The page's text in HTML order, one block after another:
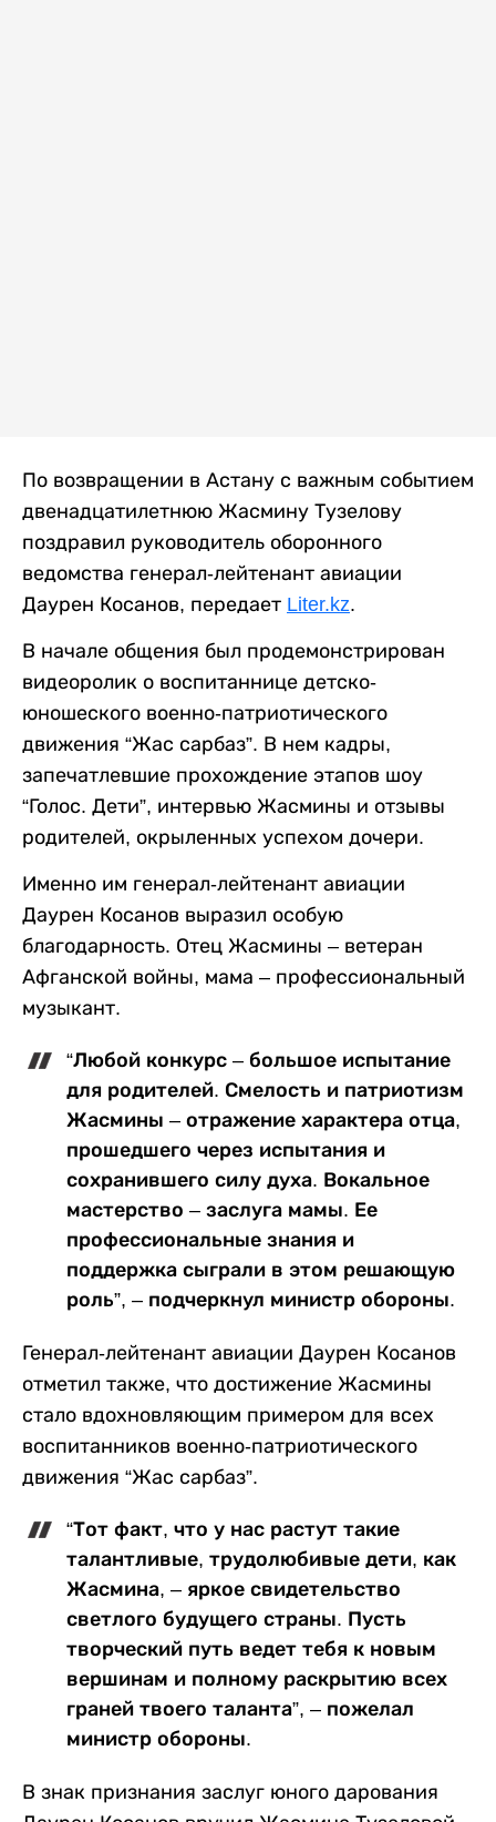
По возвращении в Астану с важным событием
двенадцатилетнюю Жасмину Тузелову
поздравил руководитель оборонного
ведомства генерал-лейтенант авиации
Даурен Косанов, передает Liter.kz.
В начале общения был продемонстрирован
видеоролик о воспитаннице детско-
юношеского военно-патриотического
движения “Жас сарбаз”. В нем кадры,
запечатлевшие прохождение этапов шоу
“Голос. Дети”, интервью Жасмины и отзывы
родителей, окрыленных успехом дочери.
Именно им генерал-лейтенант авиации
Даурен Косанов выразил особую
благодарность. Отец Жасмины – ветеран
Афганской войны, мама – профессиональный
музыкант.
“Любой конкурс – большое испытание
для родителей. Смелость и патриотизм
Жасмины – отражение характера отца,
прошедшего через испытания и
сохранившего силу духа. Вокальное
мастерство – заслуга мамы. Ее
профессиональные знания и
поддержка сыграли в этом решающую
роль”, – подчеркнул министр обороны.
Генерал-лейтенант авиации Даурен Косанов
отметил также, что достижение Жасмины
стало вдохновляющим примером для всех
воспитанников военно-патриотического
движения “Жас сарбаз”.
“Тот факт, что у нас растут такие
талантливые, трудолюбивые дети, как
Жасмина, – яркое свидетельство
светлого будущего страны. Пусть
творческий путь ведет тебя к новым
вершинам и полному раскрытию всех
граней твоего таланта”, – пожелал
министр обороны.
В знак признания заслуг юного дарования